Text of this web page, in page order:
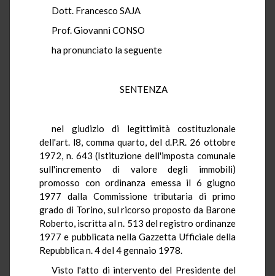
Dott. Francesco SAJA
Prof. Giovanni CONSO
ha pronunciato la seguente
SENTENZA
nel giudizio di legittimità costituzionale
dell'art. l8, comma quarto, del d.P.R. 26 ottobre
1972, n. 643 (Istituzione dell'imposta comunale
sull'incremento di valore degli immobili)
promosso con ordinanza emessa il 6 giugno
1977 dalla Commissione tributaria di primo
grado di Torino, sul ricorso proposto da Barone
Roberto, iscritta al n. 513 del registro ordinanze
1977 e pubblicata nella Gazzetta Ufficiale della
Repubblica n. 4 del 4 gennaio 1978.
Visto l'atto di intervento del Presidente del